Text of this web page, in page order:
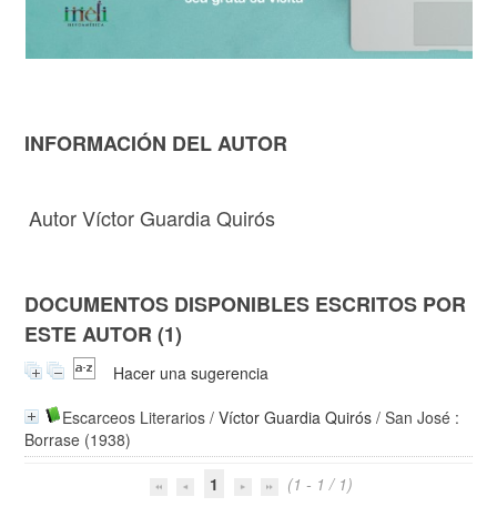
INFORMACIÓN DEL AUTOR
Autor Víctor Guardia Quirós
DOCUMENTOS DISPONIBLES ESCRITOS POR
ESTE AUTOR (1)
Hacer una sugerencia
Escarceos Literarios /Víctor Guardia Quirós / San José :
Borrase (1938)
1
(1 - 1 / 1)